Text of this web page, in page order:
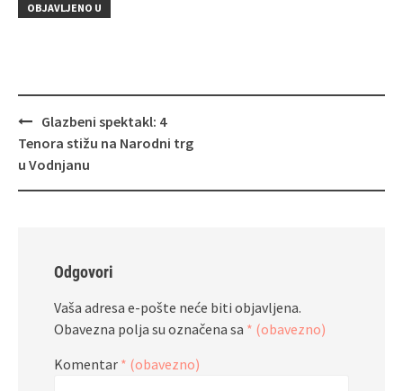
OBJAVLJENO U
Navigacija
objava
Glazbeni spektakl: 4
Tenora stižu na Narodni trg
u Vodnjanu
Odgovori
Vaša adresa e-pošte neće biti objavljena.
Obavezna polja su označena sa * (obavezno)
Komentar * (obavezno)